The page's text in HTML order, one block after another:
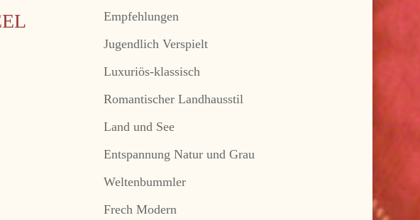
Empfehlungen
Jugendlich Verspielt
Luxuriös-klassisch
Romantischer Landhausstil
Land und See
Entspannung Natur und Grau
Weltenbummler
Frech Modern